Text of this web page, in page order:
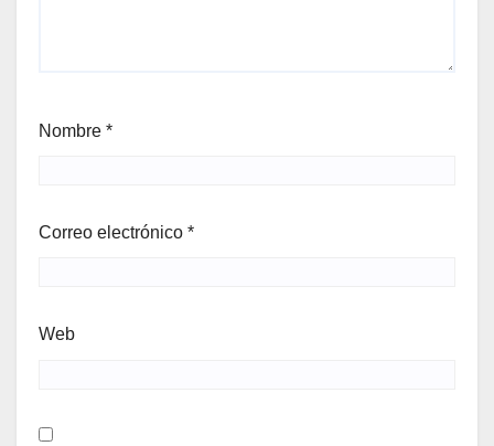
Nombre *
Correo electrónico *
Web